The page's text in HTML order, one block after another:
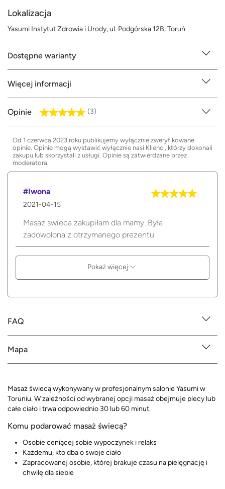
Lokalizacja
Yasumi Instytut Zdrowia i Urody, ul. Podgórska 12B, Toruń
Dostępne warianty
Więcej informacji
Opinie (3)
Od 1 czerwca 2023 roku publikujemy wyłącznie zweryfikowane
opinie. Opinie mogą wystawić wyłącznie nasi Klienci, którzy dokonali
zakupu lub skorzystali z usługi. Opinie są zatwierdzane przez
moderatora.
#Iwona
2021-04-15
Masaz swieca zakupiłam dla mamy. Była
zadowolona z otrzymanego prezentu
Pokaż więcej
FAQ
Mapa
Masaż świecą wykonywany w profesjonalnym salonie Yasumi w
Toruniu. W zależności od wybranej opcji masaż obejmuje plecy lub
całe ciało i trwa odpowiednio 30 lub 60 minut.
Komu podarować masaż świecą?
Osobie ceniącej sobie wypoczynek i relaks
Każdemu, kto dba o swoje ciało
Zapracowanej osobie, której brakuje czasu na pielęgnację i
chwilę dla siebie